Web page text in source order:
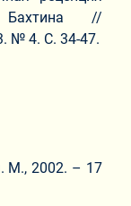
//
№ 4. С. 34-47.
М., 2002. – 17